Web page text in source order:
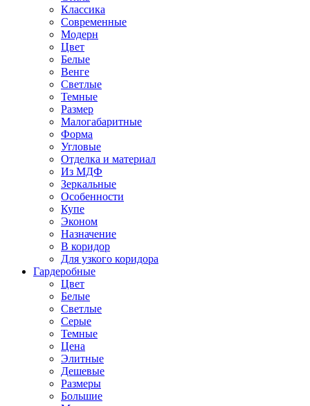
Классика
Современные
Модерн
Цвет
Белые
Венге
Светлые
Темные
Размер
Малогабаритные
Форма
Угловые
Отделка и материал
Из МДФ
Зеркальные
Особенности
Купе
Эконом
Назначение
В коридор
Для узкого коридора
Гардеробные
Цвет
Белые
Светлые
Серые
Темные
Цена
Элитные
Дешевые
Размеры
Большие